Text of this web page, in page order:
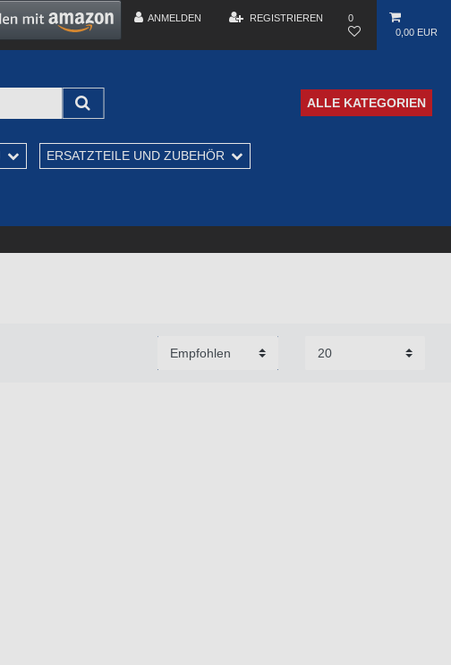
ANMELDEN REGISTRIEREN
0
0,00 EUR
ALLE KATEGORIEN
ERSATZTEILE UND ZUBEHÖR